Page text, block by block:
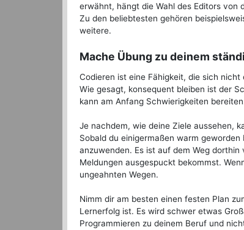
erwähnt, hängt die Wahl des Editors von
Zu den beliebtesten gehören
weitere.
Mache Übung zu deinem
Codieren ist eine Fähigkeit, die sich
Wie gesagt, konsequent bleiben ist der
kann am Anfang Schwierigkeiten
Je nachdem, wie deine Ziele aussehen,
Sobald du einigermaßen warm
anzuwenden. Es ist auf dem Weg
Meldungen ausgespuckt bekommst.
ungeahnten Wegen.
Nimm dir am besten einen festen Plan
Lernerfolg ist. Es wird schwer etwas
Programmieren zu deinem Beruf und